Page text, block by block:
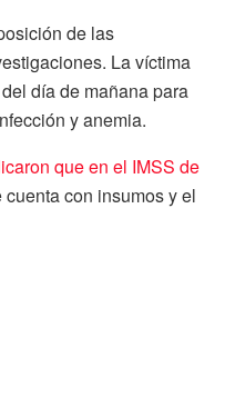
de las
La víctima
día de mañana para
y anemia.
que en el IMSS de
cuenta con insumos y el